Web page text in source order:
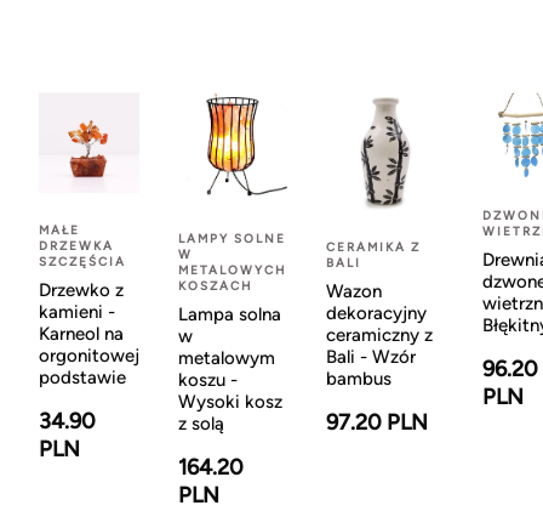
MAŁE
DRZEWKA
SZCZĘŚCIA
Drzewko z
kamieni -
Karneol na
orgonitowej
podstawie
34.90
PLN
LAMPY SOLNE
W
METALOWYCH
KOSZACH
Lampa solna
w
metalowym
koszu -
Wysoki kosz
z solą
164.20
PLN
CERAMIKA Z
BALI
Wazon
dekoracyjny
ceramiczny z
Bali - Wzór
bambus
97.20 PLN
96.20
PLN